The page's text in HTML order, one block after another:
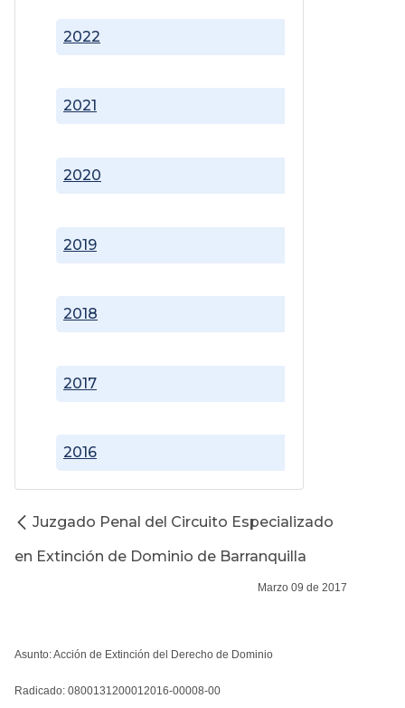
2016
2017
2018
2019
2020
2021
2022
Juzgado Penal del Circuito Especializado
en Extinción de Dominio de Barranquilla
Marzo 09 de 2017
Asunto: Acción de Extinción del Derecho de Dominio
Radicado: 0800131200012016-00008-00